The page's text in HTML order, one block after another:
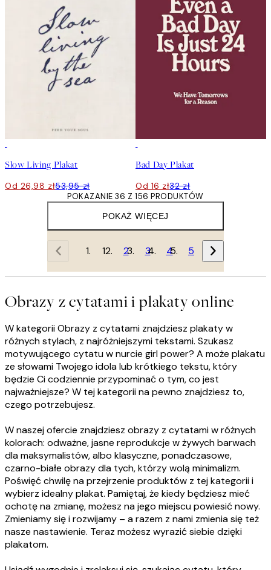
Slow Living Plakat
Od 26,98 zł53,95 zł
Bad Day Plakat
Od 16 zł32 zł
POKAŻ WIĘCEJ
POKAZANIE 36 Z 156 PRODUKTÓW
1 2 3 4 5
Obrazy z cytatami i plakaty online
W kategorii Obrazy z cytatami znajdziesz plakaty w
różnych stylach, z najróżniejszymi tekstami. Szukasz
motywującego cytatu w nurcie girl power? A może plakatu
ze słowami Twojego idola lub krótkiego tekstu, który
będzie Ci codziennie przypominać o tym, co jest
najważniejsze? W tej kategorii na pewno znajdziesz to,
czego potrzebujesz.
W naszej ofercie znajdziesz obrazy z cytatami w różnych
kolorach: odważne, jasne reprodukcje w żywych barwach
dla maksymalistów, albo klasyczne, ponadczasowe,
czarno-białe obrazy dla tych, którzy wolą minimalizm.
Poświęć chwilę na przejrzenie produktów z tej kategorii i
wybierz idealny plakat. Pamiętaj, że kiedy będziesz mieć
ochotę na zmianę, możesz na jego miejscu powiesić nowy.
Zmieniamy się i rozwijamy – a razem z nami zmienia się też
nasze nastawienie. Teraz możesz wyrazić siebie dzięki
plakatom.